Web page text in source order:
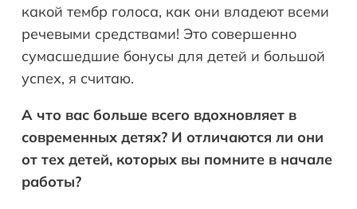
какой тембр голоса, как они владеют всеми
речевыми средствами! Это совершенно
сумасшедшие бонусы для детей и большой
успех, я считаю.
А что вас больше всего вдохновляет в
современных детях? И отличаются ли они
от тех детей, которых вы помните в начале
работы?